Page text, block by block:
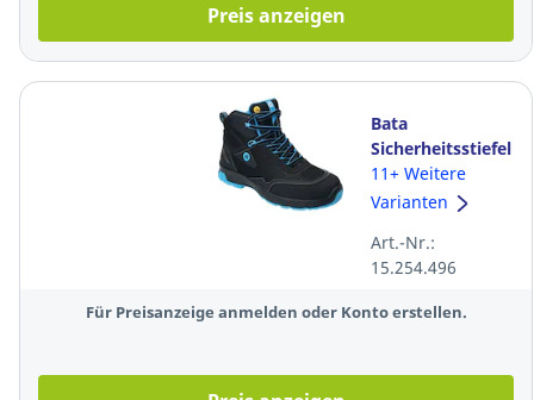
Preis anzeigen
Bata
Sicherheitsstiefel
SUMM ONE, ESD,
S3, Größe 43,
11+ Weitere
Varianten
Art.-Nr.:
15.254.496
Für Preisanzeige anmelden oder Konto erstellen.